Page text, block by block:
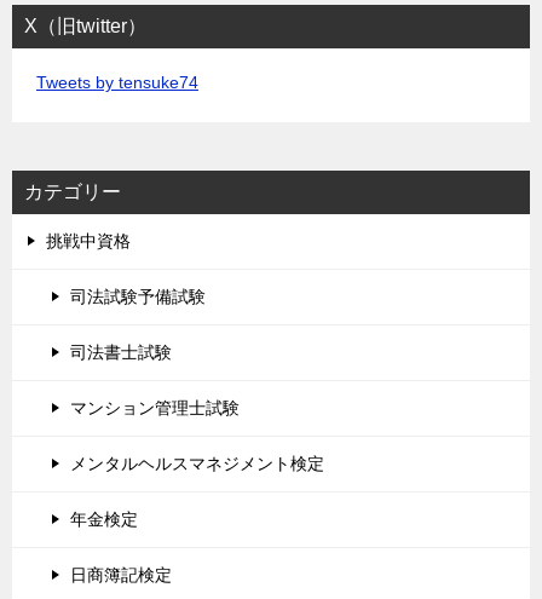
X（旧twitter）
Tweets by tensuke74
カテゴリー
挑戦中資格
司法試験予備試験
司法書士試験
マンション管理士試験
メンタルヘルスマネジメント検定
年金検定
日商簿記検定